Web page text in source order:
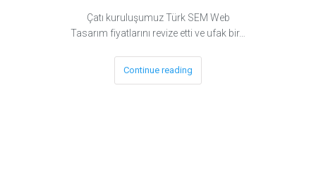
Çatı kuruluşumuz Türk SEM Web
Tasarım fiyatlarını revize etti ve ufak bir…
Continue reading